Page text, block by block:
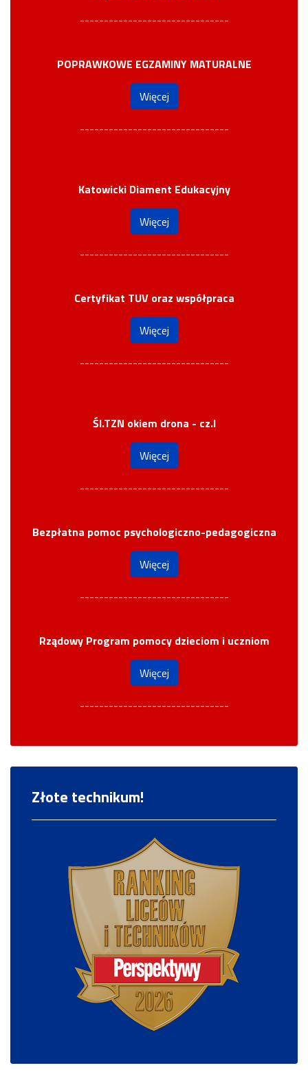
-------------------------------
POPRAWKOWE EGZAMINY MATURALNE
Więcej
-------------------------------
Katowicki Diament Edukacyjny
Więcej
-------------------------------
Certyfikat TUV oraz współpraca
Więcej
-------------------------------
Śl.TZN okiem drona - cz.I
Więcej
-------------------------------
Bezpłatna pomoc psychologiczno-pedagogiczna
Więcej
-------------------------------
Rządowy Program pomocy dzieciom i uczniom
Więcej
-------------------------------
Złote technikum!